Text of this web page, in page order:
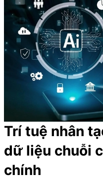
Trí tuệ nhân
dữ liệu chuỗi
chính